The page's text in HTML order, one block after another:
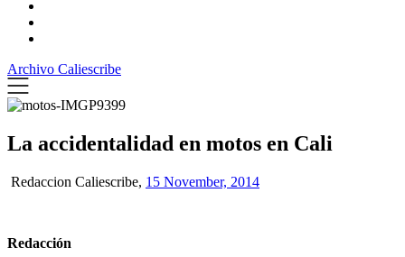
Archivo Caliescribe
La accidentalidad en motos en Cali
Redaccion Caliescribe, 15 November, 2014
Redacción